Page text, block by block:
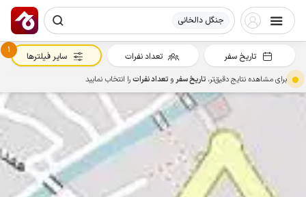
جنگل دالخانی
تاریخ سفر تعداد نفرات
1
سایر فیلترها
برای مشاهده نتایج دقیق‌تر، تاریخ سفرو تعداد نفراترا انتخاب نمایید